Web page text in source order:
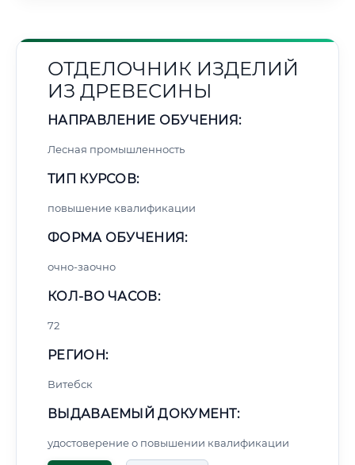
ОТДЕЛОЧНИК ИЗДЕЛИЙ
ИЗ ДРЕВЕСИНЫ
НАПРАВЛЕНИЕ ОБУЧЕНИЯ:
Лесная промышленность
ТИП КУРСОВ:
повышение квалификации
ФОРМА ОБУЧЕНИЯ:
очно-заочно
КОЛ-ВО ЧАСОВ:
72
РЕГИОН:
Витебск
ВЫДАВАЕМЫЙ ДОКУМЕНТ:
удостоверение о повышении квалификации